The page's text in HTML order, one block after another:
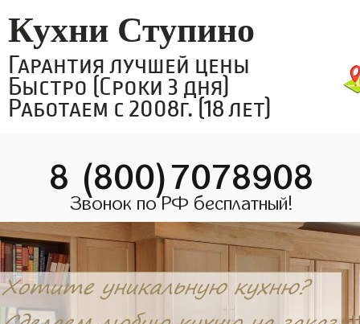
Кухни Ступино
Гарантия лучшей цены
Быстро (Сроки 3 дня)
Работаем с 2008г. (18 лет)
8 (800)7078908
Звонок по РФ бесплатный!